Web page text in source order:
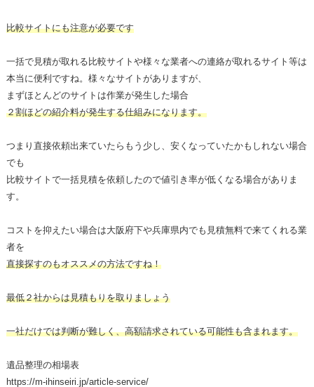
比較サイトにも注意が必要です
一括で見積が取れる比較サイトや様々な業者への連絡が取れるサイト等は
本当に便利ですね。様々なサイトがありますが、
まずほとんどのサイトは作業が発生した場合
２割ほどの紹介料が発生する仕組みになります。
つまり直接依頼出来ていたらもう少し、安くなっていたかもしれない場合
でも
比較サイトで一括見積を依頼したので値引き率が低くなる場合がありま
す。
コストを抑えたい場合は大阪府下や兵庫県内でも見積無料で来てくれる業
者を
直接探すのもオススメの方法ですね！
最低２社からは見積もりを取りましょう
一社だけでは判断が難しく、高額請求されている可能性も含まれます。
遺品整理の相場表
https://m-ihinseiri.jp/article-service/